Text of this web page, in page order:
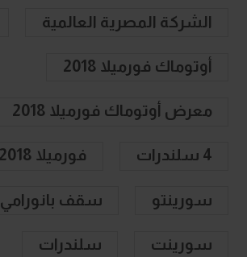
الشركة المصرية العالمية
أوتوماك فورميلا 2018
معرض أوتوماك فورميلا 2018
4 سلندرات فورميلا 2018
سورينتو سقف بانورامي
سورينت سلندرات